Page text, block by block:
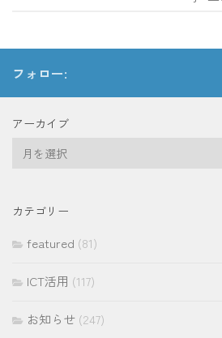
フォロー:
アーカイブ
イ
カテゴリー
featured (81)
ICT活用 (117)
お知らせ (247)